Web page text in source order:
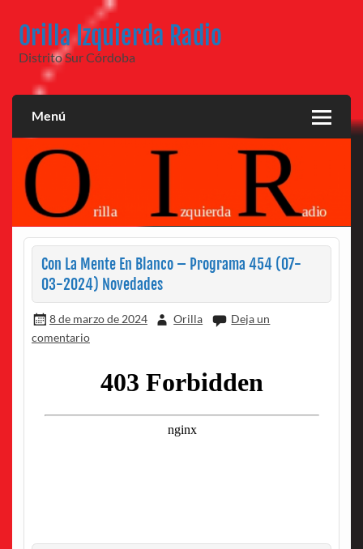
contenido
Orilla Izquierda Radio
Distrito Sur Córdoba
Menú
Con La Mente En Blanco – Programa 454 (07-
03-2024) Novedades
8 de marzo de 2024 Orilla
Deja un
comentario